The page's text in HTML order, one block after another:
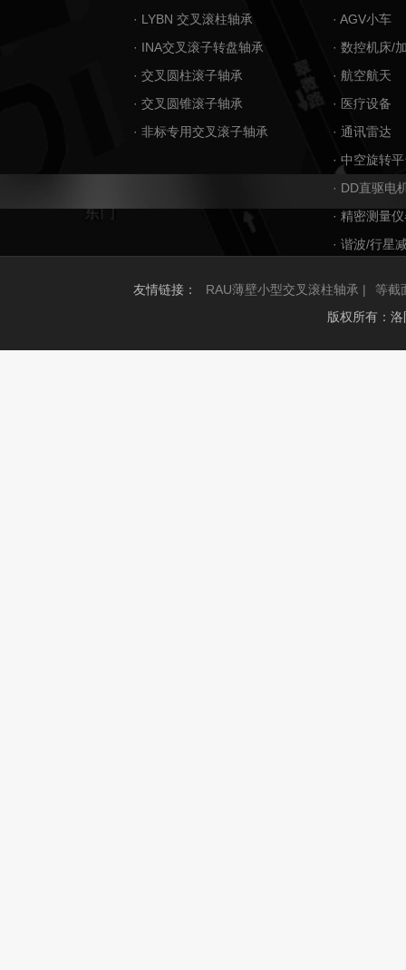
· LYBN 交叉滚柱轴承
· INA交叉滚子转盘轴承
· 交叉圆柱滚子轴承
· 交叉圆锥滚子轴承
· 非标专用交叉滚子轴承
· AGV小车
· 数控机床/
· 航空航天
· 医疗设备
· 通讯雷达
· 中空旋转
· DD直驱电
· 精密测量
· 谐波/行星
友情链接： RAU薄壁小型交叉滚柱轴承 |
等截
版权所有：